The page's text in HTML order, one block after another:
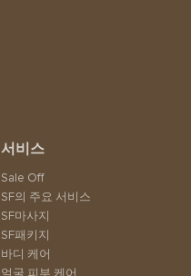
서비스
Sale Off
SF의 주요 서비스
SF마사지
SF패키지
바디 케어
얼굴 피부 케어